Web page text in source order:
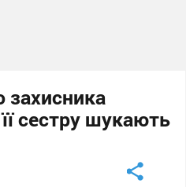
захисника
сестру шукають